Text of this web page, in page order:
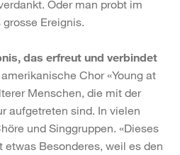
Oder man probt im
Ereignis.
das erfreut und verbindet
Chor «Young at
Menschen, die mit der
aufgetreten sind. In vielen
und Singgruppen. «Dieses
Besonderes, weil es den